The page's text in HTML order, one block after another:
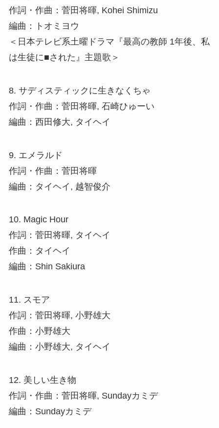
作詞・作曲：菅田将暉, Kohei Shimizu
編曲：トオミヨウ
＜日本テレビ系土曜ドラマ『最高の教師 1年後、私
は生徒に■された』主題歌＞
8. サディスティックに生きなくちゃ
作詞・作曲：菅田将暉, 石崎ひゅーい
編曲：西田修大, タイヘイ
9. エメラルド
作詞・作曲：菅田将暉
編曲：タイヘイ, 越智俊介
10. Magic Hour
作詞：菅田将暉, タイヘイ
作曲：タイヘイ
編曲：Shin Sakiura
11. スモア
作詞：菅田将暉, 小野雄大
作曲：小野雄大
編曲：小野雄大, タイヘイ
12. 美しい生き物
作詞・作曲：菅田将暉, Sundayカミデ
編曲：Sundayカミデ